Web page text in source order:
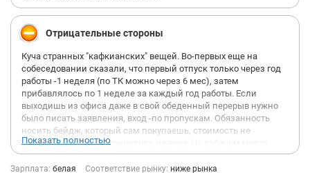
Отрицательные стороны
Куча странных "кафкианских" вещей. Во-первых еще на
собеседовании сказали, что первый отпуск только через год
работы -1 неделя (по ТК можно через 6 мес), затем
прибавлялось по 1 неделе за каждый год работы. Если
выходишь из офиса даже в свой обеденный перерыв нужно
было писать заявления, вход -по пропускам. Обязанность
носить бейдж, который сам покупаешь, стоимость не
компенсируется, скидывались на воду. На рабочем месте
нужно было быть то ли за 10 то ли за 15 минут до начала
рабочего дня. Сама работа крайне не понравилась,
Показать полностью
Зарплата: белая Соответствие рынку: ниже рынка